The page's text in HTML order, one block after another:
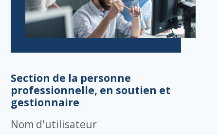
Section de la personne
professionnelle, en soutien et
gestionnaire
Nom d'utilisateur